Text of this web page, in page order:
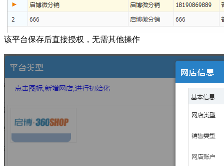
该平台保存后直接授权，无需其他操作